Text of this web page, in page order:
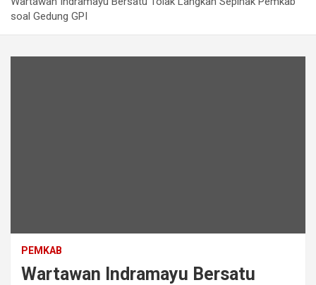
soal Gedung GPI
PEMKAB
Wartawan Indramayu Bersatu